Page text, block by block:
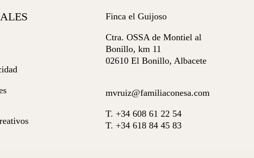
Finca el Guijoso
Ctra. OSSA de Montiel al
Bonillo, km 11
02610 El Bonillo, Albacete
mvruiz@familiaconesa.com
T. +34 608 61 22 54
T. +34 618 84 45 83